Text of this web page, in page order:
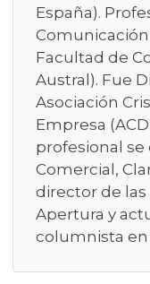
España).
Comunicación
Facultad de
Austral). Fue
Asociación
Empresa
profesional se
Comercial,
director de las
Apertura y
columnista en